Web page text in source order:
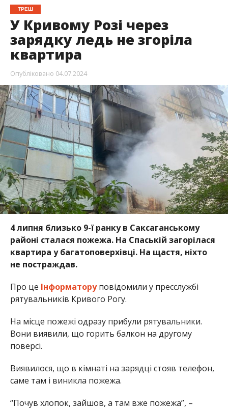
ТРЕШ
У Кривому Розі через
зарядку ледь не згоріла
квартира
Опубліковано 04.07.2024
4 липня близько 9-ї ранку в Саксаганському
районі сталася пожежа. На Спаській загорілася
квартира у багатоповерхівці. На щастя, ніхто
не постраждав.
Про це Інформаторуповідомили у пресслужбі
рятувальників Кривого Рогу.
На місце пожежі одразу прибули рятувальники.
Вони виявили, що горить балкон на другому
поверсі.
Виявилося, що в кімнаті на зарядці стояв телефон,
саме там і виникла пожежа.
“Почув хлопок, зайшов, а там вже пожежа”, –